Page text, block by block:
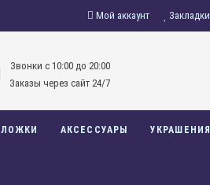
Мой аккаунт Закладки
Звонки c 10:00 до 20:00
Заказы через сайт 24/7
ЛОЖКИ АКСЕССУАРЫ УКРАШЕНИЯ